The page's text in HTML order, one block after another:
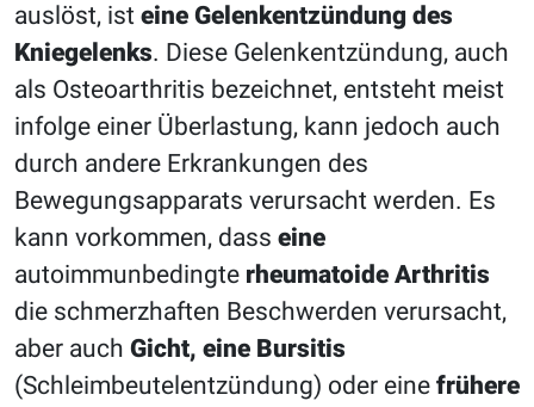
auslöst, ist eine Gelenkentzündung des
Kniegelenks. Diese Gelenkentzündung, auch
als Osteoarthritis bezeichnet, entsteht meist
infolge einer Überlastung, kann jedoch auch
durch andere Erkrankungen des
Bewegungsapparats verursacht werden. Es
kann vorkommen, dass eine
autoimmunbedingte rheumatoide Arthritis
die schmerzhaften Beschwerden verursacht,
aber auch Gicht, eine Bursitis
(Schleimbeutelentzündung) oder eine frühere